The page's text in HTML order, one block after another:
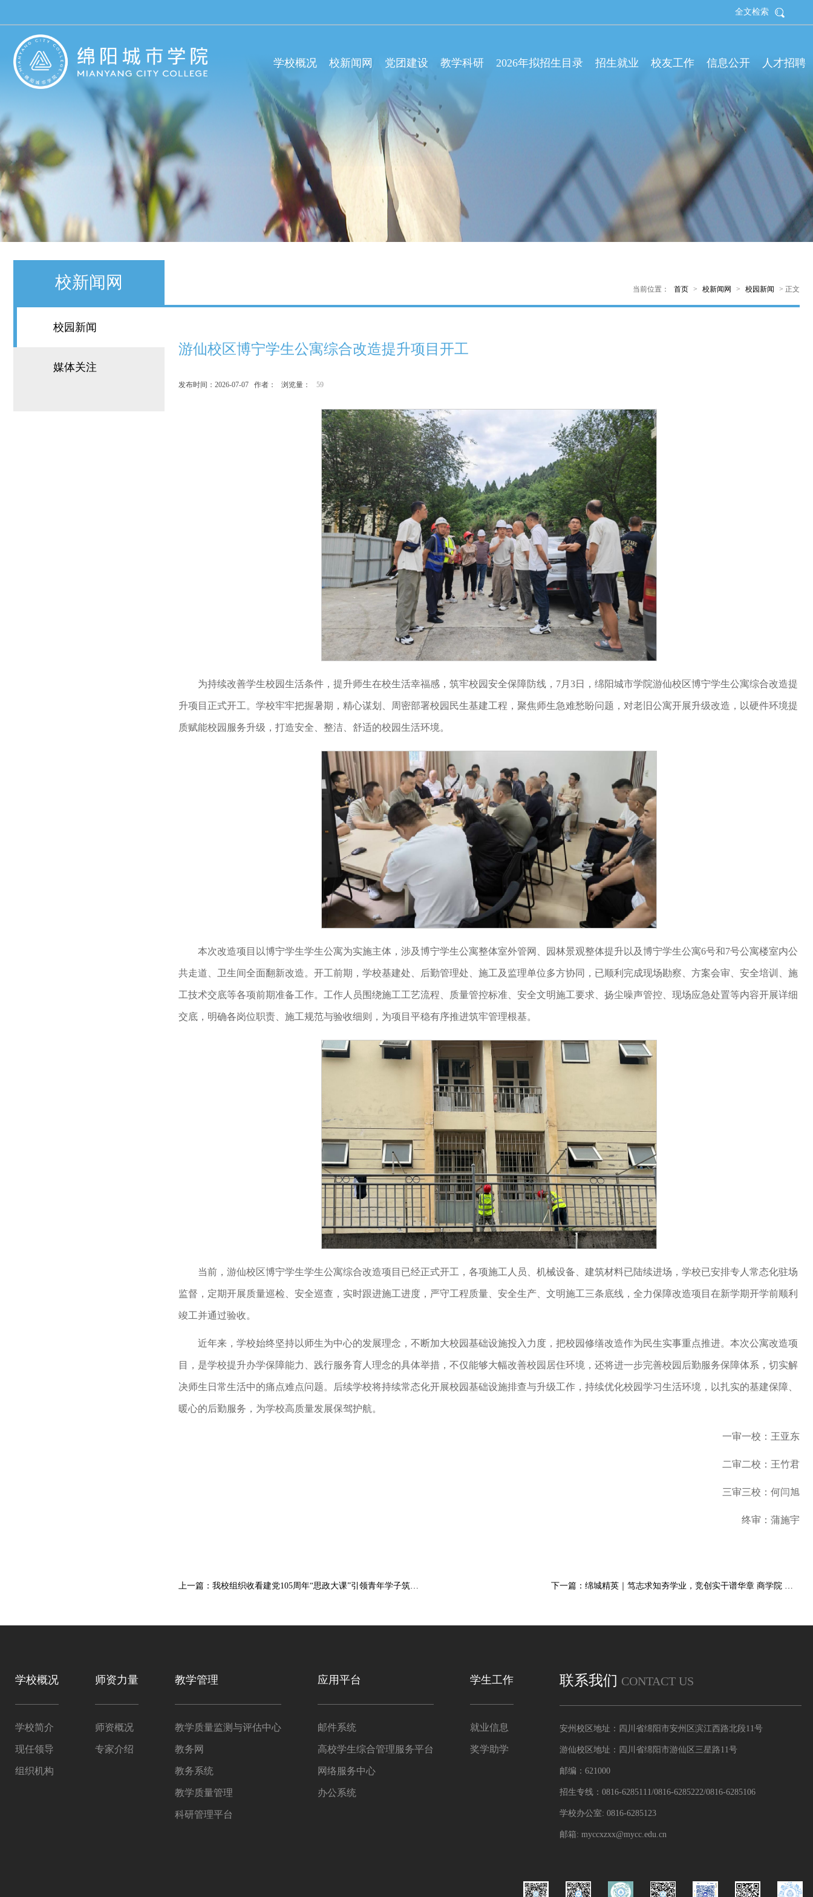
全文检索
学校概况 校新闻网 党团建设 教学科研 2026年拟招生目录 招生就业 校友工作 信息公开 人才招聘
当前位置： 首页 > 校新闻网 > 校园新闻 > 正文
校新闻网
校园新闻
媒体关注
游仙校区博宁学生公寓综合改造提升项目开工
发布时间：2026-07-07 作者： 浏览量： 59
为持续改善学生校园生活条件，提升师生在校生活幸福感，筑牢校园安全保障防线，7月3日，绵阳城市学院游仙校区博宁学生公寓综合改造提
升项目正式开工。学校牢牢把握暑期，精心谋划、周密部署校园民生基建工程，聚焦师生急难愁盼问题，对老旧公寓开展升级改造，以硬件环境提
质赋能校园服务升级，打造安全、整洁、舒适的校园生活环境。
本次改造项目以博宁学生学生公寓为实施主体，涉及博宁学生公寓整体室外管网、园林景观整体提升以及博宁学生公寓6号和7号公寓楼室内公
共走道、卫生间全面翻新改造。开工前期，学校基建处、后勤管理处、施工及监理单位多方协同，已顺利完成现场勘察、方案会审、安全培训、施
工技术交底等各项前期准备工作。工作人员围绕施工工艺流程、质量管控标准、安全文明施工要求、扬尘噪声管控、现场应急处置等内容开展详细
交底，明确各岗位职责、施工规范与验收细则，为项目平稳有序推进筑牢管理根基。
当前，游仙校区博宁学生学生公寓综合改造项目已经正式开工，各项施工人员、机械设备、建筑材料已陆续进场，学校已安排专人常态化驻场
监督，定期开展质量巡检、安全巡查，实时跟进施工进度，严守工程质量、安全生产、文明施工三条底线，全力保障改造项目在新学期开学前顺利
竣工并通过验收。
近年来，学校始终坚持以师生为中心的发展理念，不断加大校园基础设施投入力度，把校园修缮改造作为民生实事重点推进。本次公寓改造项
目，是学校提升办学保障能力、践行服务育人理念的具体举措，不仅能够大幅改善校园居住环境，还将进一步完善校园后勤服务保障体系，切实解
决师生日常生活中的痛点难点问题。后续学校将持续常态化开展校园基础设施排查与升级工作，持续优化校园学习生活环境，以扎实的基建保障、
暖心的后勤服务，为学校高质量发展保驾护航。
一审一校：王亚东
二审二校：王竹君
三审三校：何闫旭
终审：蒲施宇
下一篇：绵城精英｜笃志求知夯学业，竞创实干谱华章 商学院 杨洋
上一篇：我校组织收看建党105周年“思政大课”引领青年学子筑牢信仰之基
学校概况
学校简介
现任领导
组织机构
师资力量
师资概况
专家介绍
教学管理
教学质量监测与评估中心
教务网
教务系统
教学质量管理
科研管理平台
应用平台
邮件系统
高校学生综合管理服务平台
网络服务中心
办公系统
学生工作
就业信息
奖学助学
联系我们 CONTACT US
安州校区地址：四川省绵阳市安州区滨江西路北段11号
游仙校区地址：四川省绵阳市游仙区三星路11号
邮编：621000
招生专线：0816-6285111/0816-6285222/0816-6285106
学校办公室: 0816-6285123
邮箱: myccxzxx@mycc.edu.cn